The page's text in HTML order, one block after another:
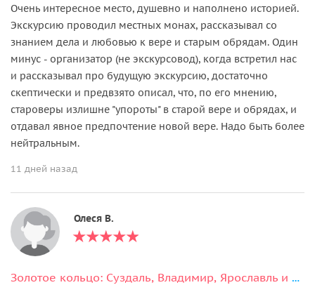
Очень интересное место, душевно и наполнено историей.
Экскурсию проводил местных монах, рассказывал со
знанием дела и любовью к вере и старым обрядам. Один
минус - организатор (не экскурсовод), когда встретил нас
и рассказывал про будущую экскурсию, достаточно
скептически и предвзято описал, что, по его мнению,
староверы излишне "упороты" в старой вере и обрядах, и
отдавал явное предпочтение новой вере. Надо быть более
нейтральным.
11 дней назад
Олеся В.
Золотое кольцо: Суздаль, Владимир, Ярославль и Ростов Великий (на выбор)